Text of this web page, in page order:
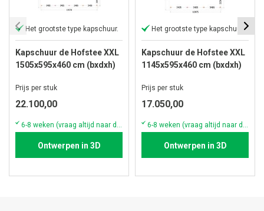
Het grootste type kapschuur.
Kapschuur de Hofstee XXL
1505x595x460 cm (bxdxh)
Prijs per stuk
22.100,00
Ontwerpen in 3D
Het grootste type kapschuur.
Kapschuur de Hofstee XXL
1145x595x460 cm (bxdxh)
Prijs per stuk
17.050,00
Ontwerpen in 3D